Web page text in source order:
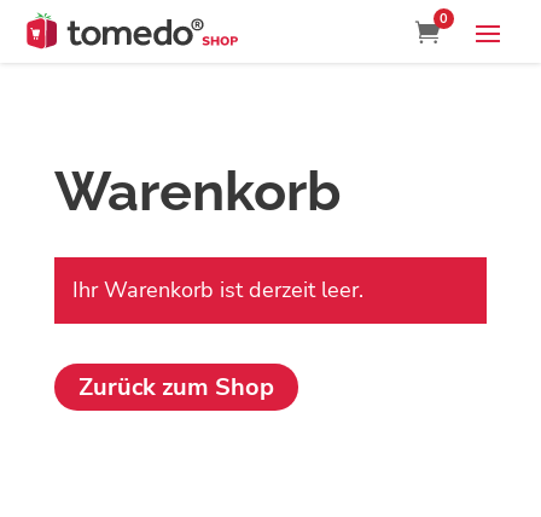

0
Warenkorb
Ihr Warenkorb ist derzeit leer.
Zurück zum Shop